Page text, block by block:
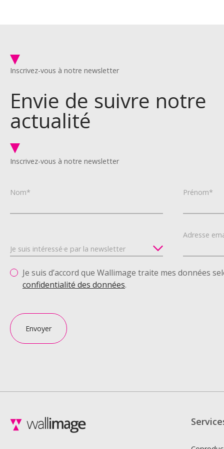
Inscrivez-vous à notre newsletter
Envie de suivre notre
actualité
Inscrivez-vous à notre newsletter
Nom* Prénom*
Adresse
Je suis d’accord que Wallimage traite mes données
confidentialité des données.
Envoyer